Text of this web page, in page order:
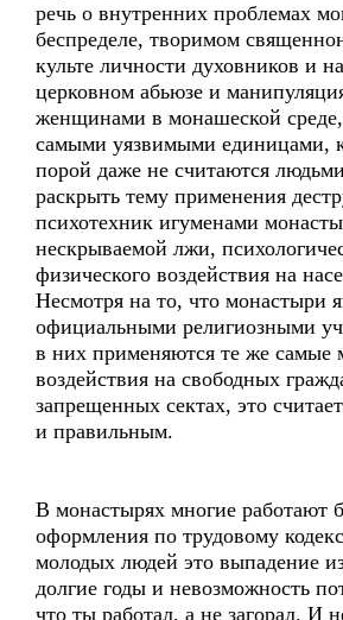
речь о внутренних проблемах
беспределе, творимом
культе личности духовников и
церковном абьюзе и
женщинами в монашеской
самыми уязвимыми единицами,
порой даже не считаются
раскрыть тему применения
психотехник игуменами
нескрываемой лжи,
физического воздействия на
Несмотря на то, что монастыри
официальными религиозными
в них применяются те же самые
воздействия на свободных
запрещенных сектах, это
и правильным.
В монастырях многие работают
оформления по трудовому
молодых людей это выпадение
долгие годы и невозможность
что ты работал, а не загорал. И